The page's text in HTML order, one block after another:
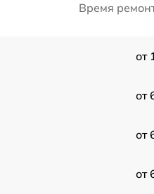
Время
от
от
от
от